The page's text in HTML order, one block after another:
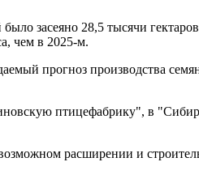
засеяно 28,5 тысячи
чем в 2025-м.
прогноз производства
птицефабрику", в
расширении и